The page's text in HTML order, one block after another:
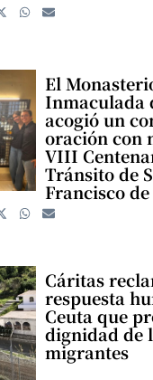
El
Inmaculada
acogió un
oración con
VIII
Tránsito de
Francisco
Cáritas
respuesta
Ceuta que
dignidad de
migrantes